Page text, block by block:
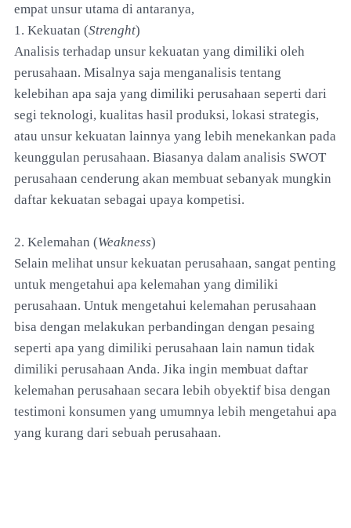
empat unsur utama di antaranya,
1. Kekuatan (Strenght)
Analisis terhadap unsur kekuatan yang dimiliki oleh
perusahaan. Misalnya saja menganalisis tentang
kelebihan apa saja yang dimiliki perusahaan seperti dari
segi teknologi, kualitas hasil produksi, lokasi strategis,
atau unsur kekuatan lainnya yang lebih menekankan pada
keunggulan perusahaan. Biasanya dalam analisis SWOT
perusahaan cenderung akan membuat sebanyak mungkin
daftar kekuatan sebagai upaya kompetisi.
2. Kelemahan (Weakness)
Selain melihat unsur kekuatan perusahaan, sangat penting
untuk mengetahui apa kelemahan yang dimiliki
perusahaan. Untuk mengetahui kelemahan perusahaan
bisa dengan melakukan perbandingan dengan pesaing
seperti apa yang dimiliki perusahaan lain namun tidak
dimiliki perusahaan Anda. Jika ingin membuat daftar
kelemahan perusahaan secara lebih obyektif bisa dengan
testimoni konsumen yang umumnya lebih mengetahui apa
yang kurang dari sebuah perusahaan.